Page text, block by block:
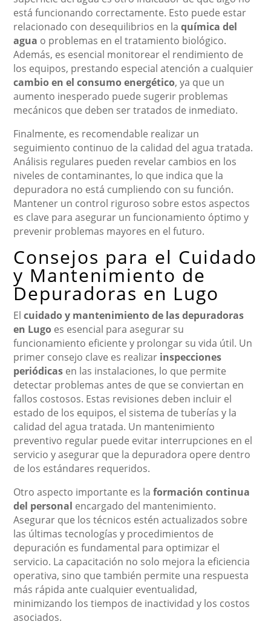
está funcionando correctamente. Esto puede estar
relacionado con desequilibrios en laquímica del
agua o problemas en el tratamiento biológico.
Además, es esencial monitorear el rendimiento de
los equipos, prestando especial atención a cualquier
cambio en el consumo energético, ya que un
aumento inesperado puede sugerir problemas
mecánicos que deben ser tratados de inmediato.
Finalmente, es recomendable realizar un
seguimiento continuo de la calidad del agua tratada.
Análisis regulares pueden revelar cambios en los
niveles de contaminantes, lo que indica que la
depuradora no está cumpliendo con su función.
Mantener un control riguroso sobre estos aspectos
es clave para asegurar un funcionamiento óptimo y
prevenir problemas mayores en el futuro.
Consejos para el Cuidado
y Mantenimiento de
Depuradoras en Lugo
Elcuidado y mantenimiento de las depuradoras
en Lugo es esencial para asegurar su
funcionamiento eficiente y prolongar su vida útil. Un
primer consejo clave es realizar inspecciones
periódicas en las instalaciones, lo que permite
detectar problemas antes de que se conviertan en
fallos costosos. Estas revisiones deben incluir el
estado de los equipos, el sistema de tuberías y la
calidad del agua tratada. Un mantenimiento
preventivo regular puede evitar interrupciones en el
servicio y asegurar que la depuradora opere dentro
de los estándares requeridos.
Otro aspecto importante es laformación continua
del personal encargado del mantenimiento.
Asegurar que los técnicos estén actualizados sobre
las últimas tecnologías y procedimientos de
depuración es fundamental para optimizar el
servicio. La capacitación no solo mejora la eficiencia
operativa, sino que también permite una respuesta
más rápida ante cualquier eventualidad,
minimizando los tiempos de inactividad y los costos
asociados.